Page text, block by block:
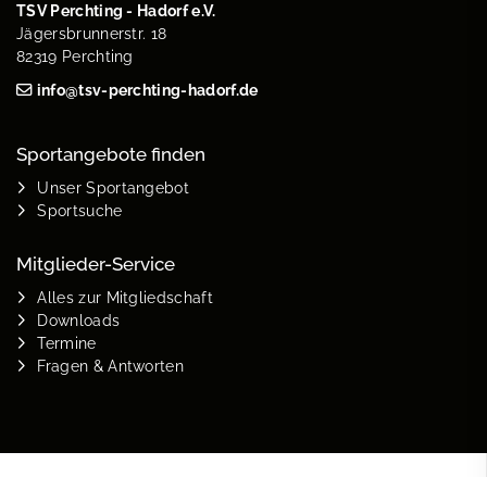
TSV Perchting - Hadorf e.V.
Jägersbrunnerstr. 18
82319 Perchting
info@tsv-perchting-hadorf.de
Sportangebote finden
Unser Sportangebot
Sportsuche
Mitglieder-Service
Alles zur Mitgliedschaft
Downloads
Termine
Fragen & Antworten